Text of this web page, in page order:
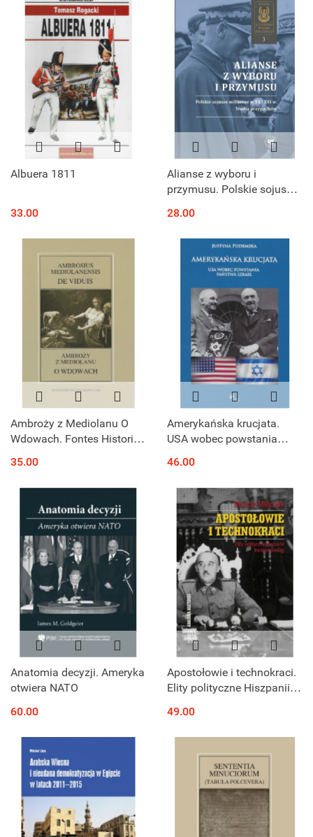
Albuera 1811
33.00
Alianse z wyboru i
przymusu. Polskie sojusze
Studia przypadków
28.00
Ambroży z Mediolanu O
Wdowach. Fontes Historiae
35.00
Amerykańska krucjata.
USA wobec powstania
46.00
Anatomia decyzji. Ameryka
otwiera NATO
60.00
Apostołowie i technokraci.
Elity polityczne Hiszpanii
49.00